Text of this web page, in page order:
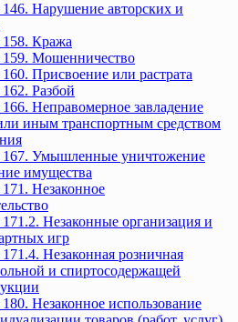
Нарушение авторских и
Кража
Мошенничество
Присвоение или растрата
Разбой
Неправомерное завладение
иным транспортным средством
Умышленные уничтожение
имущества
Незаконное
Незаконные организация и
игр
Незаконная розничная
и спиртосодержащей
Незаконное использование